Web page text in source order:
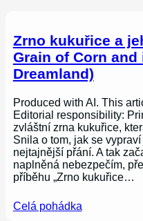
Zrno kukuřice a
Grain of Corn
Dreamland)
Produced with AI. This
Editorial responsibility:
zvláštní zrna kukuřice,
Snila o tom, jak se
nejtajnější přání. A tak
naplněná nebezpečím,
příběhu „Zrno kukuřice…
Celá pohádka